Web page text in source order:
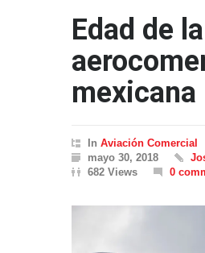
Edad de
mexicana
In Aviación Comercial
mayo 30, 2018
682 Views
0